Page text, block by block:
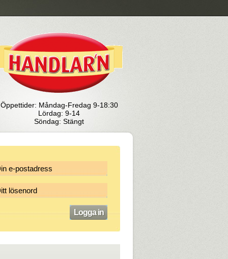
Öppettider: Måndag-Fredag 9-18:30
Lördag: 9-14
Söndag: Stängt